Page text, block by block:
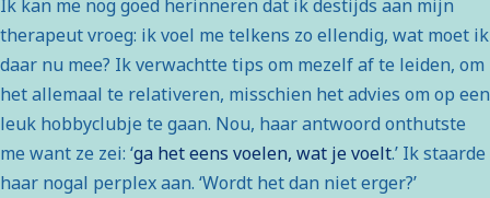
Ik kan me nog goed herinneren dat ik destijds aan mijn
therapeut vroeg: ik voel me telkens zo ellendig, wat moet ik
daar nu mee? Ik verwachtte tips om mezelf af te leiden, om
het allemaal te relativeren, misschien het advies om op een
leuk hobbyclubje te gaan. Nou, haar antwoord onthutste
me want ze zei: ‘ga het eens voelen, wat je voelt.’ Ik staarde
haar nogal perplex aan. ‘Wordt het dan niet erger?’